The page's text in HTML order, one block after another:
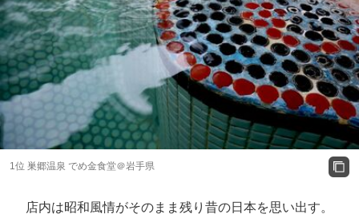
1位 巣郷温泉 でめ金食堂＠岩手県
店内は昭和風情がそのまま残り昔の日本を思い出す。